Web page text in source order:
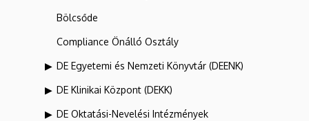
Bölcsőde
Compliance Önálló Osztály
DE Egyetemi és Nemzeti Könyvtár (DEENK)
DE Klinikai Központ (DEKK)
DE Oktatási-Nevelési Intézmények